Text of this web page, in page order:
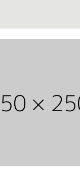
ทใหม่ทั้งหลัง โซนโคโล